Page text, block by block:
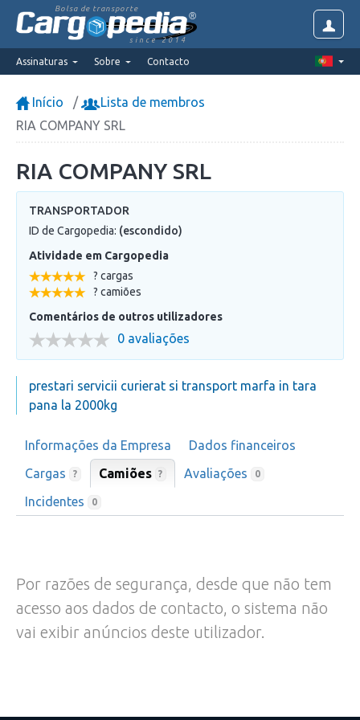
Bolsa de transporte
since 2014
Assinaturas Sobre Contacto
Início
Lista de membros
RIA COMPANY SRL
RIA COMPANY SRL
TRANSPORTADOR
ID de Cargopedia: (escondido)
Atividade em Cargopedia
? cargas
? camiões
Comentários de outros utilizadores
0 avaliações
prestari servicii curierat si transport marfa in tara
pana la 2000kg
Informações da Empresa
Dados financeiros
Cargas
? Camiões ? Avaliações 0
Incidentes 0
Por razões de segurança, desde que não tem
acesso aos dados de contacto, o sistema não
vai exibir anúncios deste utilizador.